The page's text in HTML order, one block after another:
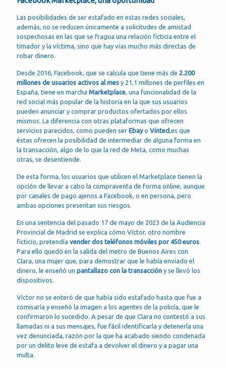
Las posibilidades de ser estafado en estas redes sociales,
además, no se reducen únicamente a solicitudes de amistad
sospechosas en las que se fragua una relación ficticia entre el
timador y la víctima, sino que hay vías mucho más directas de
robar dinero.
Desde 2016, Facebook, que se calcula que tiene más de 2.200
millones de usuarios activos al mes y 21,1 millones de perfiles en
España, tiene en marcha Marketplace, una funcionalidad de la
red social más popular de la historia en la que sus usuarios
pueden anunciar y comprar productos ofertados por ellos
mismos. La diferencia con otras plataformas que ofrecen
servicios parecidos, como pueden ser Ebayo Vinted,es que
éstas ofrecen la posibilidad de intermediar de alguna forma en
la transacción, algo de lo que la red de Meta, como muchas
otras, se desentiende.
De esta forma, los usuarios que utilicen el Marketplace tienen la
opción de llevar a cabo la compraventa de forma online, aunque
por canales de pago ajenos a Facebook, o en persona, pero
ambas opciones presentan sus riesgos.
En una sentencia del pasado 17 de mayo de 2023 de la Audiencia
Provincial de Madrid se explica cómo Víctor, otro nombre
ficticio, pretendía vender dos teléfonos móviles por 450 euros.
Para ello quedó en la salida del metro de Buenos Aires con
Clara, una mujer que, para demostrar que le había enviado el
dinero, le enseñó un pantallazo con la transacción y se llevó los
dispositivos.
Víctor no se enteró de que había sido estafado hasta que fue a
comisaría y enseñó la imagen a los agentes de la policía, que le
confirmaron lo sucedido. A pesar de que Clara no contestó a sus
llamadas ni a sus mensajes, fue fácil identificarla y detenerla una
vez denunciada, razón por la que ha acabado siendo condenada
por un delito leve de estafa a devolver el dinero y a pagar una
multa.